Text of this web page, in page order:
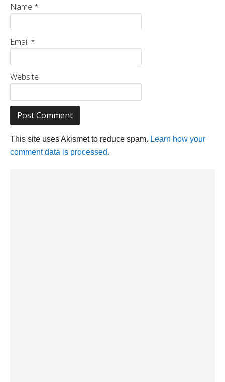
Name *
Email *
Website
This site uses Akismet to reduce spam. Learn how your
comment data is processed.